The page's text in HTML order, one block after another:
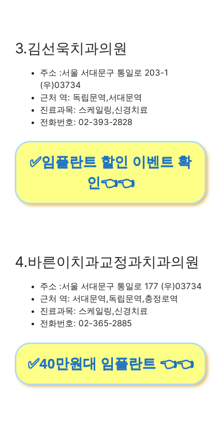
3.김선욱치과의원
주소 :서울 서대문구 통일로 203-1
(우)03734
근처 역: 독립문역,서대문역
진료과목: 스케일링,신경치료
전화번호: 02-393-2828
✅임플란트 할인 이벤트 확
인👈👈
4.바른이치과교정과치과의원
주소 :서울 서대문구 통일로 177 (우)03734
근처 역: 서대문역,독립문역,충정로역
진료과목: 스케일링,신경치료
전화번호: 02-365-2885
✅40만원대 임플란트 👈👈